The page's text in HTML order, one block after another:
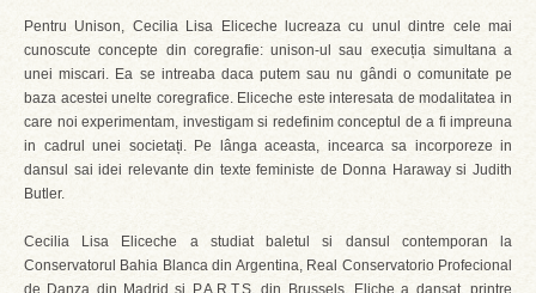
Pentru Unison, Cecilia Lisa Eliceche lucreaza cu unul dintre cele mai
cunoscute concepte din coregrafie: unison-ul sau execuția simultana a
unei miscari. Ea se intreaba daca putem sau nu gândi o comunitate pe
baza acestei unelte coregrafice. Eliceche este interesata de modalitatea in
care noi experimentam, investigam si redefinim conceptul de a fi impreuna
in cadrul unei societați. Pe lânga aceasta, incearca sa incorporeze in
dansul sai idei relevante din texte feministe de Donna Haraway si Judith
Butler.
Cecilia Lisa Eliceche a studiat baletul si dansul contemporan la
Conservatorul Bahia Blanca din Argentina, Real Conservatorio Profecional
de Danza din Madrid si P.A.R.T.S. din Brussels. Eliche a dansat, printre